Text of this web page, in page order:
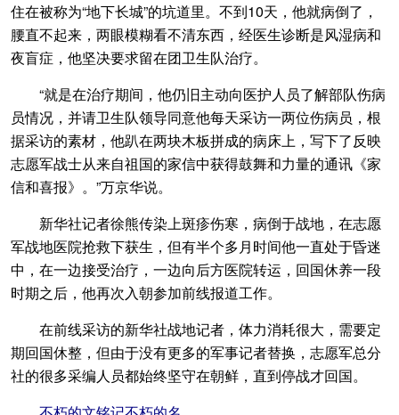
住在被称为“地下长城”的坑道里。不到10天，他就病倒了，
腰直不起来，两眼模糊看不清东西，经医生诊断是风湿病和
夜盲症，他坚决要求留在团卫生队治疗。
“就是在治疗期间，他仍旧主动向医护人员了解部队伤病
员情况，并请卫生队领导同意他每天采访一两位伤病员，根
据采访的素材，他趴在两块木板拼成的病床上，写下了反映
志愿军战士从来自祖国的家信中获得鼓舞和力量的通讯《家
信和喜报》。”万京华说。
新华社记者徐熊传染上斑疹伤寒，病倒于战地，在志愿
军战地医院抢救下获生，但有半个多月时间他一直处于昏迷
中，在一边接受治疗，一边向后方医院转运，回国休养一段
时期之后，他再次入朝参加前线报道工作。
在前线采访的新华社战地记者，体力消耗很大，需要定
期回国休整，但由于没有更多的军事记者替换，志愿军总分
社的很多采编人员都始终坚守在朝鲜，直到停战才回国。